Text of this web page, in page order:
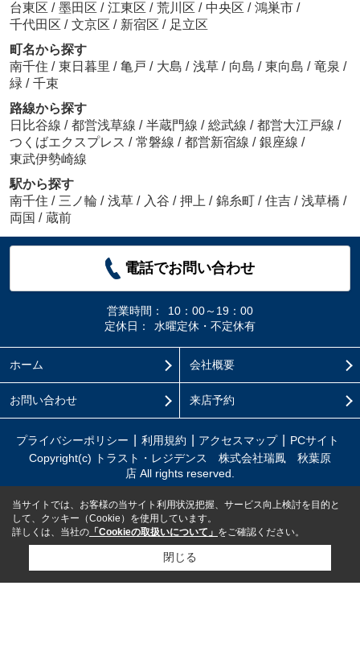
台東区 / 墨田区 / 江東区 / 荒川区 / 中央区 / 鴻巣市 /
千代田区 / 文京区 / 新宿区 / 足立区
町名から探す
南千住 / 東日暮里 / 亀戸 / 大島 / 浅草 / 向島 / 東向島 / 竜泉 /
緑 / 千束
路線から探す
日比谷線 / 都営浅草線 / 半蔵門線 / 総武線 / 都営大江戸線 /
つくばエクスプレス / 常磐線 / 都営新宿線 / 銀座線 /
東武伊勢崎線
駅から探す
南千住 / 三ノ輪 / 浅草 / 入谷 / 押上 / 錦糸町 / 住吉 / 浅草橋 /
両国 / 蔵前
電話でお問い合わせ
営業時間：
10：00～19：00
定休日：
水曜定休・不定休有
ホーム 会社概要
お問い合わせ 来店予約
プライバシーポリシー 利用規約 アクセスマップ
PCサイト
Copyright(c) トラスト・レジデンス 株式会社瑞鳳 秋葉原
店 All rights reserved.
当サイトでは、お客様の当サイト利用状況把握、サービス向上検討を目的と
して、クッキー（Cookie）を使用しています。
詳しくは、当社の 「Cookieの取扱いについて」 をご確認ください。
閉じる